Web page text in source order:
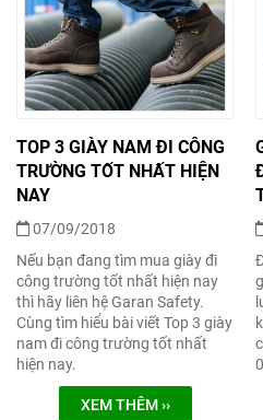
TOP 3 GIÀY NAM ĐI CÔNG
TRƯỜNG TỐT NHẤT HIỆN
NAY
07/09/2018
Nếu bạn đang tìm mua giày đi
công trường tốt nhất hiện nay
thì hãy liên hệ Garan Safety.
Cùng tìm hiểu bài viết Top 3 giày
nam đi công trường tốt nhất
hiện nay.
XEM THÊM ››